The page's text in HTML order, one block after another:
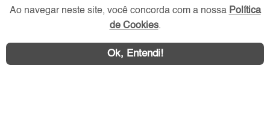
Ao navegar neste site, você concorda com a nossa Política
de Cookies.
Ok, Entendi!